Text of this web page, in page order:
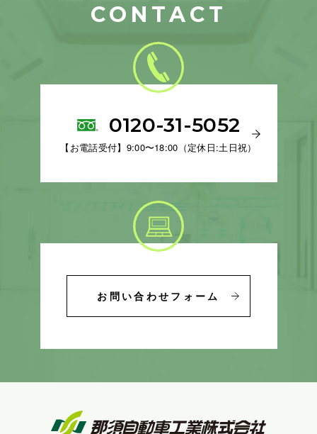
CONTACT
0120-31-5052
【お電話受付】9:00〜18:00（定休日:土日祝）
お問い合わせフォーム